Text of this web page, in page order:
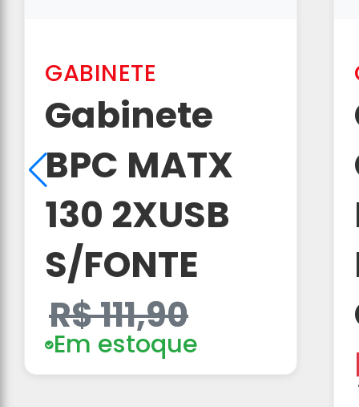
GABINETE
Gabinete
BPC MATX
130 2XUSB
S/FONTE
R$ 111,90
Em estoque